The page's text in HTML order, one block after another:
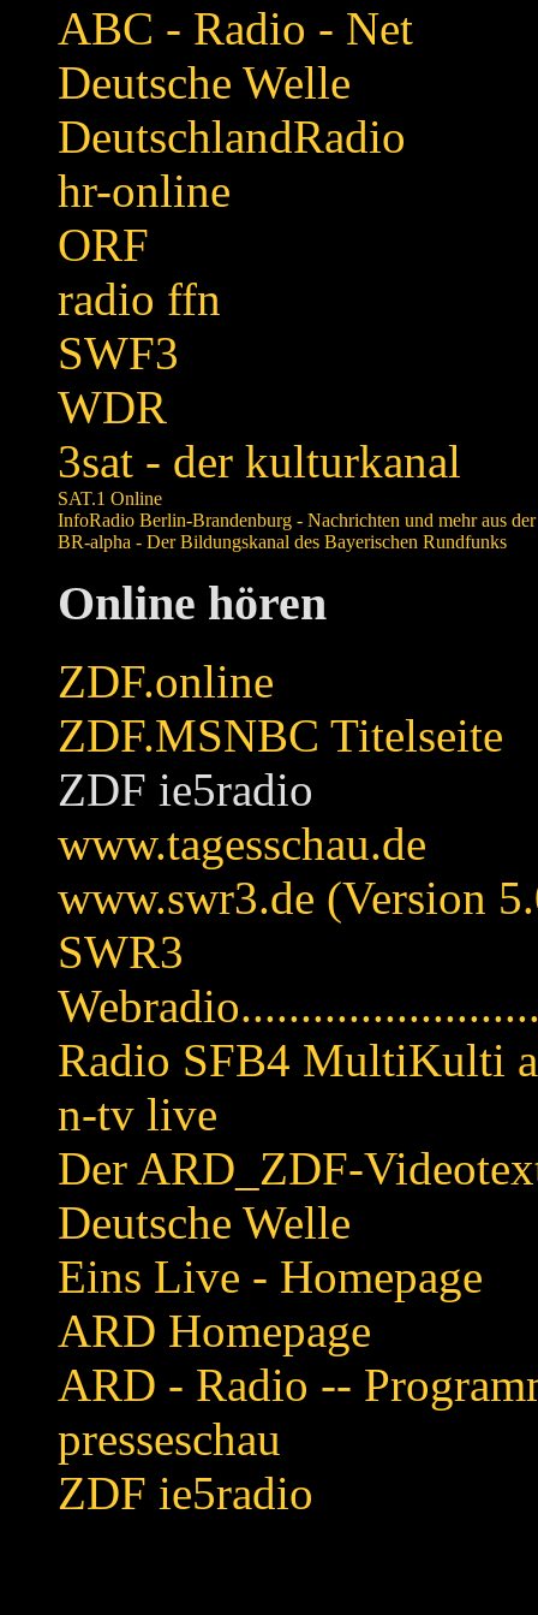
ABC - Radio - Net
Deutsche Welle
DeutschlandRadio
hr-online
ORF
radio ffn
SWF3
WDR
3sat - der kulturkanal
SAT.1 Online
InfoRadio Berlin-Brandenburg - Nachrichten und mehr aus
BR-alpha - Der Bildungskanal des Bayerischen Rundfunks
Online hören
ZDF.online
ZDF.MSNBC Titelseite
ZDF ie5radio
www.tagesschau.de
www.swr3.de (Version
SWR3
Radio SFB4 MultiKulti
n-tv live
Der ARD_ZDF-
Deutsche Welle
Eins Live - Homepage
ARD Homepage
ARD - Radio --
presseschau
ZDF ie5radio